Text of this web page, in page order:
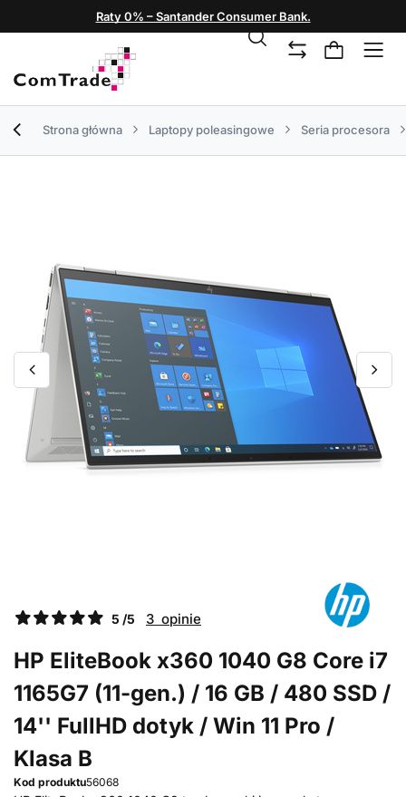
Raty 0% – Santander Consumer Bank.
Strona główna Laptopy poleasingowe Seria procesora
5 /5 3 opinie
HP EliteBook x360 1040 G8 Core i7
1165G7 (11-gen.) / 16 GB / 480 SSD /
14'' FullHD dotyk / Win 11 Pro /
Klasa B
Kod produktu56068